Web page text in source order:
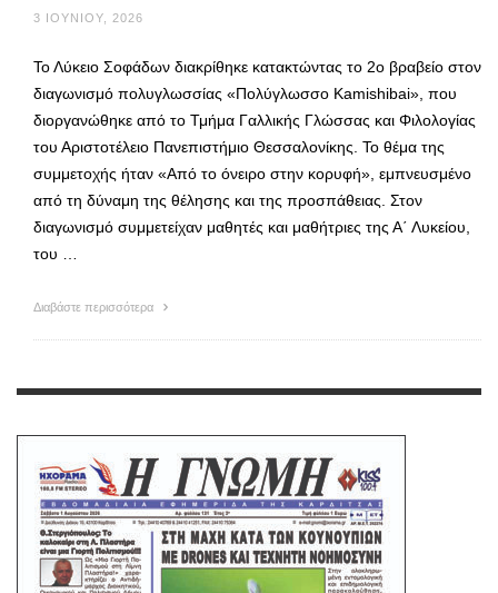
3 ΙΟΥΝΊΟΥ, 2026
Το Λύκειο Σοφάδων διακρίθηκε κατακτώντας το 2ο βραβείο στον
διαγωνισμό πολυγλωσσίας «Πολύγλωσσο Kamishibai», που
διοργανώθηκε από το Τμήμα Γαλλικής Γλώσσας και Φιλολογίας
του Αριστοτέλειο Πανεπιστήμιο Θεσσαλονίκης. Το θέμα της
συμμετοχής ήταν «Από το όνειρο στην κορυφή», εμπνευσμένο
από τη δύναμη της θέλησης και της προσπάθειας. Στον
διαγωνισμό συμμετείχαν μαθητές και μαθήτριες της Α΄ Λυκείου,
του …
Διαβάστε περισσότερα